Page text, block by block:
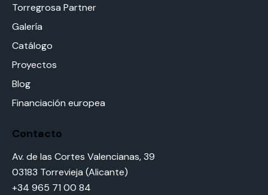
Torregrosa Partner
Galería
Catálogo
Proyectos
Blog
Financiación europea
Contacto
Av. de las Cortes Valencianas, 39
03183 Torrevieja (Alicante)
+34 965 71 00 84